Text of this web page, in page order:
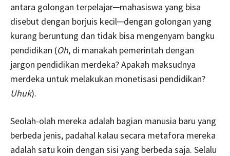
antara golongan terpelajar─mahasiswa yang bisa
disebut dengan borjuis kecil─dengan golongan yang
kurang beruntung dan tidak bisa mengenyam bangku
pendidikan (Oh, di manakah pemerintah dengan
jargon pendidikan merdeka? Apakah maksudnya
merdeka untuk melakukan monetisasi pendidikan?
Uhuk).
Seolah-olah mereka adalah bagian manusia baru yang
berbeda jenis, padahal kalau secara metafora mereka
adalah satu koin dengan sisi yang berbeda saja. Selalu